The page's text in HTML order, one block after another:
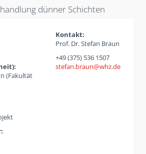
dünner Schichten
(Fakultät
Kontakt:
Prof. Dr. Stefan Braun
+49 (375) 536 1507
stefan.braun
whzde